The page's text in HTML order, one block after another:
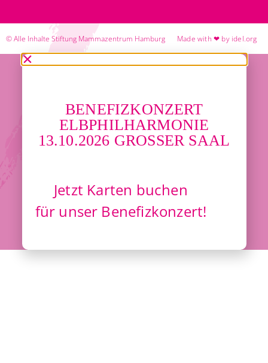
© Alle Inhalte Stiftung Mammazentrum Hamburg Made with ❤ by idel.org
BENEFIZKONZERT
ELBPHILHARMONIE
13.10.2026 GROSSER SAAL
Jetzt Karten buchen
für unser Benefizkonzert!